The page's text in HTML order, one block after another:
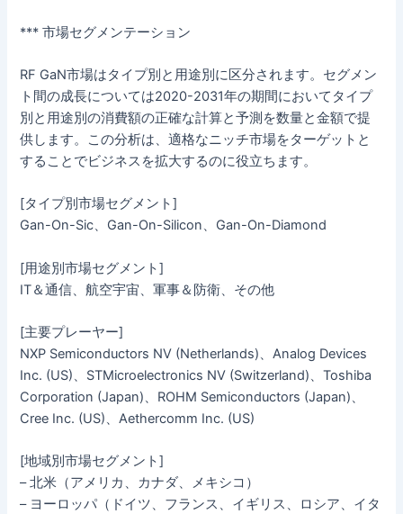
*** 市場セグメンテーション
RF GaN市場はタイプ別と用途別に区分されます。セグメン
ト間の成長については2020-2031年の期間においてタイプ
別と用途別の消費額の正確な計算と予測を数量と金額で提
供します。この分析は、適格なニッチ市場をターゲットと
することでビジネスを拡大するのに役立ちます。
[タイプ別市場セグメント]
Gan-On-Sic、Gan-On-Silicon、Gan-On-Diamond
[用途別市場セグメント]
IT＆通信、航空宇宙、軍事＆防衛、その他
[主要プレーヤー]
NXP Semiconductors NV (Netherlands)、Analog Devices
Inc. (US)、STMicroelectronics NV (Switzerland)、Toshiba
Corporation (Japan)、ROHM Semiconductors (Japan)、
Cree Inc. (US)、Aethercomm Inc. (US)
[地域別市場セグメント]
– 北米（アメリカ、カナダ、メキシコ）
– ヨーロッパ（ドイツ、フランス、イギリス、ロシア、イタ